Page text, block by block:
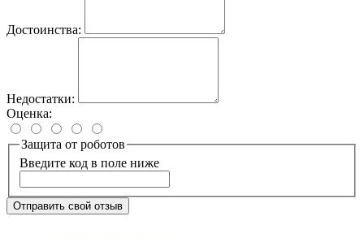
Достоинства:
Недостатки:
Оценка:
Защита от роботов
Введите код в поле ниже
Отправить свой отзыв